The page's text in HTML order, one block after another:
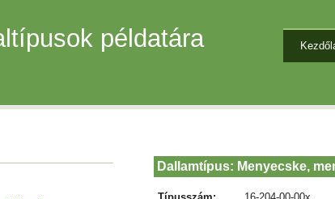
példatára
Dallamtípus: Menyecske,